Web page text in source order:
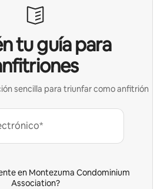
tu guía para
sencilla para triunfar como anfitrión
en Montezuma Condominium
Association?